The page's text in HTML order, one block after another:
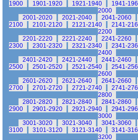
1900
1901-1920 1921-1940 1941-
2000
2001-2020
2021-2040 2041-2060
2100
2101-2120 2121-2140 2141-
2200
2201-2220
2221-2240 2241-2260
2300
2301-2320 2321-2340 2341-
2400
2401-2420
2421-2440 2441-2460
2500
2501-2520 2521-2540 2541-
2600
2601-2620
2621-2640 2641-2660
2700
2701-2720 2721-2740 2741-
2800
2801-2820
2821-2840 2841-2860
2900
2901-2920 2921-2940 2941-
3000
3001-3020
3021-3040 3041-3060
3100
3101-3120 3121-3140 3141-
3200